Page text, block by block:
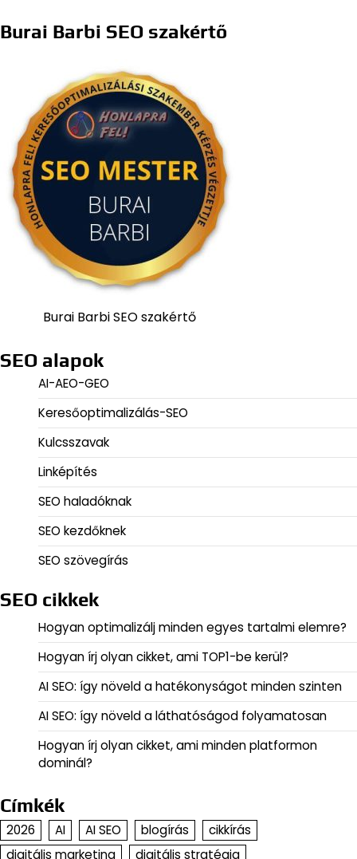
Burai Barbi SEO szakértő
Burai Barbi SEO szakértő
SEO alapok
AI-AEO-GEO
Keresőoptimalizálás-SEO
Kulcsszavak
Linképítés
SEO haladóknak
SEO kezdőknek
SEO szövegírás
SEO cikkek
Hogyan optimalizálj minden egyes tartalmi elemre?
Hogyan írj olyan cikket, ami TOP1-be kerül?
AI SEO: így növeld a hatékonyságot minden szinten
AI SEO: így növeld a láthatóságod folyamatosan
Hogyan írj olyan cikket, ami minden platformon
dominál?
Címkék
2026 AI AI SEO blogírás
cikkírás
digitális marketing
digitális stratégia